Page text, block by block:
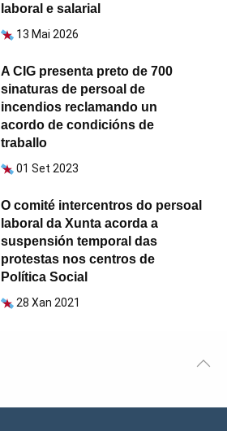
laboral e salarial
13 Mai 2026
A CIG presenta preto de 700
sinaturas de persoal de
incendios reclamando un
acordo de condicións de
traballo
01 Set 2023
O comité intercentros do persoal
laboral da Xunta acorda a
suspensión temporal das
protestas nos centros de
Política Social
28 Xan 2021